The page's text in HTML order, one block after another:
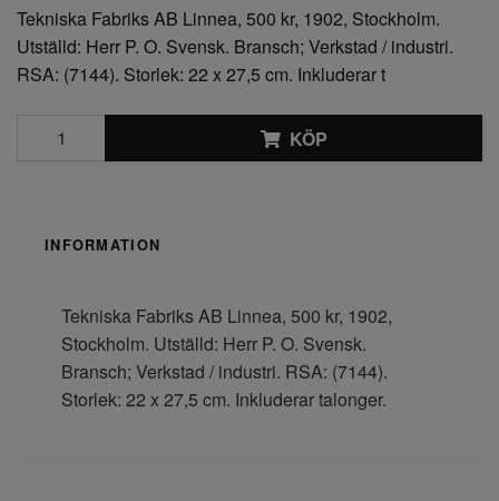
Tekniska Fabriks AB Linnea, 500 kr, 1902, Stockholm.
Utställd: Herr P. O. Svensk. Bransch; Verkstad / industri.
RSA: (7144). Storlek: 22 x 27,5 cm. Inkluderar t
KÖP
INFORMATION
Tekniska Fabriks AB Linnea, 500 kr, 1902,
Stockholm. Utställd: Herr P. O. Svensk.
Bransch; Verkstad / industri. RSA: (7144).
Storlek: 22 x 27,5 cm. Inkluderar talonger.